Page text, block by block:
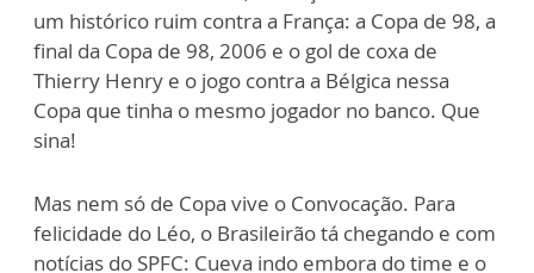
um histórico ruim contra a França: a Copa de 98, a
final da Copa de 98, 2006 e o gol de coxa de
Thierry Henry e o jogo contra a Bélgica nessa
Copa que tinha o mesmo jogador no banco. Que
sina!
Mas nem só de Copa vive o Convocação. Para
felicidade do Léo, o Brasileirão tá chegando e com
notícias do SPFC: Cueva indo embora do time e o